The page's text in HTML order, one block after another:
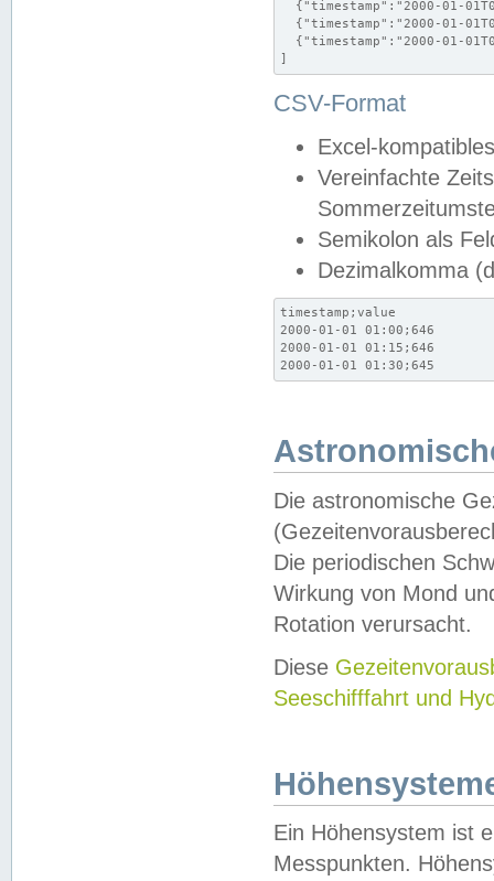
{"timestamp":"2000-01-
{"timestamp":"2000-01-
{"timestamp":"2000-01-
]
CSV-Format
Excel-
Vereinfachte
Semikolon als
Dezimalkomma
timestamp;value
2000-01-01 01:00;646
2000-01-01 01:15;646
2000-01-01 01:30;645
Die astronomische
Die periodischen
Wirkung von Mond
Rotation verursacht.
Diese
Seeschifffahrt und
Ein Höhensystem ist
Messpunkten.